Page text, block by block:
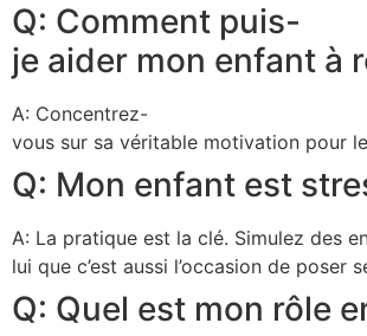
Q: Comment puis-
je aider mon enfant à
A: Concentrez-
vous sur sa véritable motivation pour
Q: Mon enfant est
A: La pratique est la clé. Simulez des
lui que c’est aussi l’occasion de poser
Q: Quel est mon rôle